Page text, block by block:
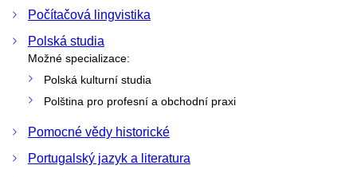
Počítačová lingvistika
Polská studia
Možné specializace:
Polská kulturní studia
Polština pro profesní a obchodní praxi
Pomocné vědy historické
Portugalský jazyk a literatura